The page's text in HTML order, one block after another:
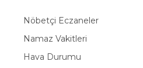
Nöbetçi Eczaneler
Namaz Vakitleri
Hava Durumu